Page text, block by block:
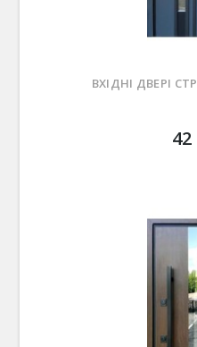
ВХІДНІ ДВЕРІ